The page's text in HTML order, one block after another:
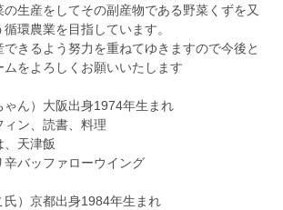
の生産をしてその副産物である野菜くずを又
環農業を目指しています。
できるよう努力を重ねてゆきますので今後と
ムをよろしくお願いいたします
ん）大阪出身1974年生まれ
ン、読書、料理
、天津飯
バッファローウイング
氏）京都出身1984年生まれ